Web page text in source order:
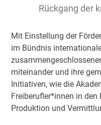
Rückgang der
Mit Einstellung der
im Bündnis
miteinander und ihre
Initiativen, wie die
Freiberufler*innen in
Produktion und